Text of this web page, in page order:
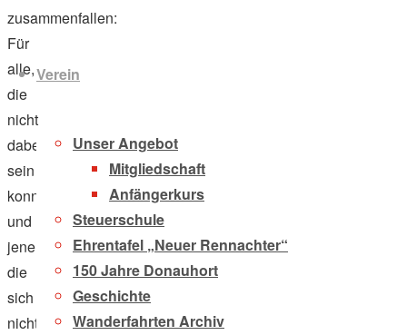
Verein
Unser Angebot
Mitgliedschaft
Anfängerkurs
Steuerschule
Ehrentafel „Neuer Rennachter“
150 Jahre Donauhort
Geschichte
Wanderfahrten Archiv
zusammenfallen:
Für
alle,
die
nicht
dabei
sein
konnten,
und
jene,
die
sich
nicht